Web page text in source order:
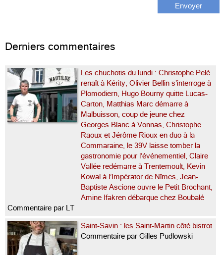
Derniers commentaires
Les chuchotis du lundi : Christophe Pelé
renaît à Kérity, Olivier Bellin s’interroge à
Plomodiern, Hugo Bourny quitte Lucas-
Carton, Matthias Marc démarre à
Malbuisson, coup de jeune chez
Georges Blanc à Vonnas, Christophe
Raoux et Jérôme Rioux en duo à la
Commaraine, le 39V laisse tomber la
gastronomie pour l’événementiel, Claire
Vallée redémarre à Trentemoult, Kevin
Kowal à l’Impérator de Nîmes, Jean-
Baptiste Ascione ouvre le Petit Brochant,
Amine Ifakren débarque chez Boubalé
Commentaire par LT
Saint-Savin : les Saint-Martin côté bistrot
Commentaire par Gilles Pudlowski